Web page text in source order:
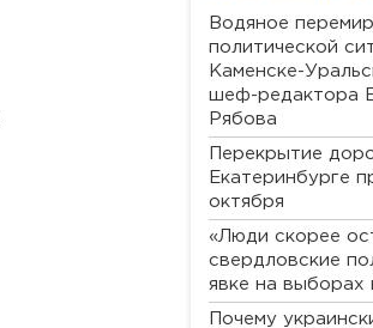
Водяное
политической
Каменске-
шеф-редактора
Рябова
Перекрытие
Екатеринбурге
октября
«Люди скорее
свердловские
явке на выборах
Почему